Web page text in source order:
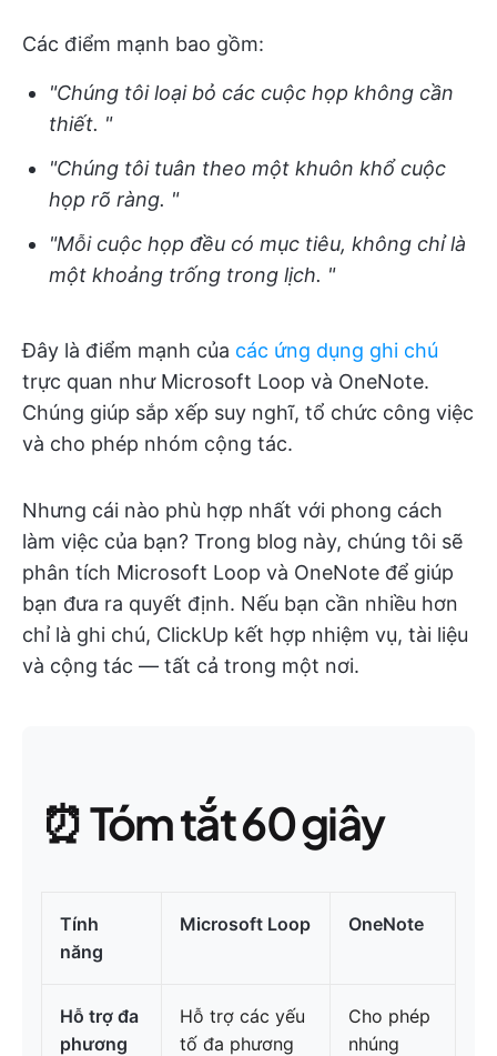
Các điểm mạnh bao gồm:
"Chúng tôi loại bỏ các cuộc họp không cần
thiết. "
"Chúng tôi tuân theo một khuôn khổ cuộc
họp rõ ràng. "
"Mỗi cuộc họp đều có mục tiêu, không chỉ là
một khoảng trống trong lịch. "
Đây là điểm mạnh của các ứng dụng ghi chú
trực quan như Microsoft Loop và OneNote.
Chúng giúp sắp xếp suy nghĩ, tổ chức công việc
và cho phép nhóm cộng tác.
Nhưng cái nào phù hợp nhất với phong cách
làm việc của bạn? Trong blog này, chúng tôi sẽ
phân tích Microsoft Loop và OneNote để giúp
bạn đưa ra quyết định. Nếu bạn cần nhiều hơn
chỉ là ghi chú, ClickUp kết hợp nhiệm vụ, tài liệu
và cộng tác — tất cả trong một nơi.
⏰ Tóm tắt 60 giây
Tính
năng
Microsoft Loop OneNote
Hỗ trợ đa
phương
Hỗ trợ các yếu
tố đa phương
Cho phép
nhúng